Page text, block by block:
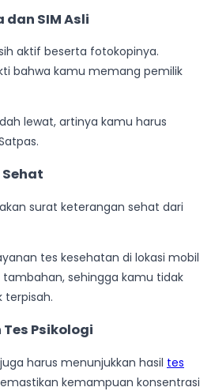
dan SIM Asli
aktif beserta fotokopinya.
bahwa kamu memang pemilik
lewat, artinya kamu harus
surat keterangan sehat dari
tes kesehatan di lokasi mobil
tambahan, sehingga kamu tidak
terpisah.
Psikologi
harus menunjukkan hasil tes
kemampuan konsentrasi